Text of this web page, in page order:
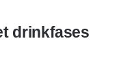
drinkfases